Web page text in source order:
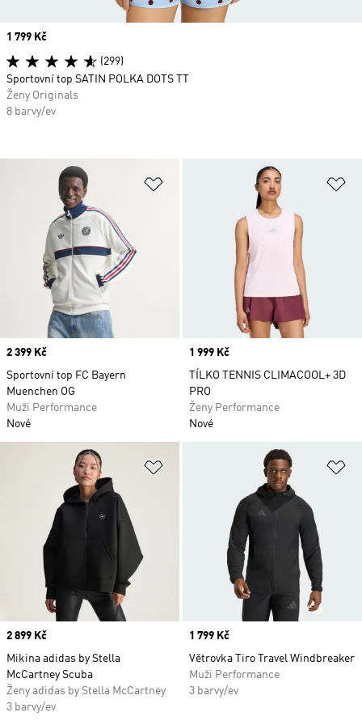
Přidat do seznamu přání
Price
2 399 Kč
Sportovní top FC Bayern
Muenchen OG
Muži Performance
Nové
Price
1 999 Kč
TÍLKO TENNIS CLIMACOOL+ 3D
PRO
Ženy Performance
Nové
Přidat do seznamu přání
Price
2 899 Kč
Mikina adidas by Stella
McCartney Scuba
Ženy adidas by Stella McCartney
3 barvy/ev
Price
1 799 Kč
Větrovka Tiro Travel Windbreaker
Muži Performance
3 barvy/ev
Price
1 799 Kč
(299)
Sportovní top SATIN POLKA DOTS TT
Ženy Originals
8 barvy/ev